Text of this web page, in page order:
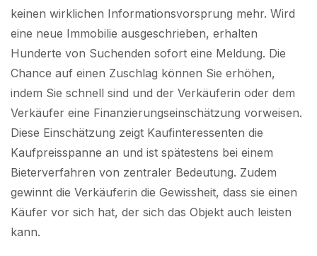
keinen wirklichen Informationsvorsprung mehr. Wird
eine neue Immobilie ausgeschrieben, erhalten
Hunderte von Suchenden sofort eine Meldung. Die
Chance auf einen Zuschlag können Sie erhöhen,
indem Sie schnell sind und der Verkäuferin oder dem
Verkäufer eine Finanzierungseinschätzung vorweisen.
Diese Einschätzung zeigt Kaufinteressenten die
Kaufpreisspanne an und ist spätestens bei einem
Bieterverfahren von zentraler Bedeutung. Zudem
gewinnt die Verkäuferin die Gewissheit, dass sie einen
Käufer vor sich hat, der sich das Objekt auch leisten
kann.